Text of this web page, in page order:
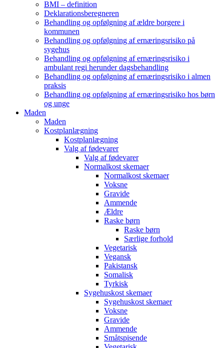
BMI – definition
Deklarationsberegneren
Behandling og opfølgning af ældre borgere i
kommunen
Behandling og opfølgning af ernæringsrisiko på
sygehus
Behandling og opfølgning af ernæringsrisiko i
ambulant regi herunder dagsbehandling
Behandling og opfølgning af ernæringsrisiko i almen
praksis
Behandling og opfølgning af ernæringsrisiko hos børn
og unge
Maden
Maden
Kostplanlægning
Kostplanlægning
Valg af fødevarer
Valg af fødevarer
Normalkost skemaer
Normalkost skemaer
Voksne
Gravide
Ammende
Ældre
Raske børn
Raske børn
Særlige forhold
Vegetarisk
Vegansk
Pakistansk
Somalisk
Tyrkisk
Sygehuskost skemaer
Sygehuskost skemaer
Voksne
Gravide
Ammende
Småtspisende